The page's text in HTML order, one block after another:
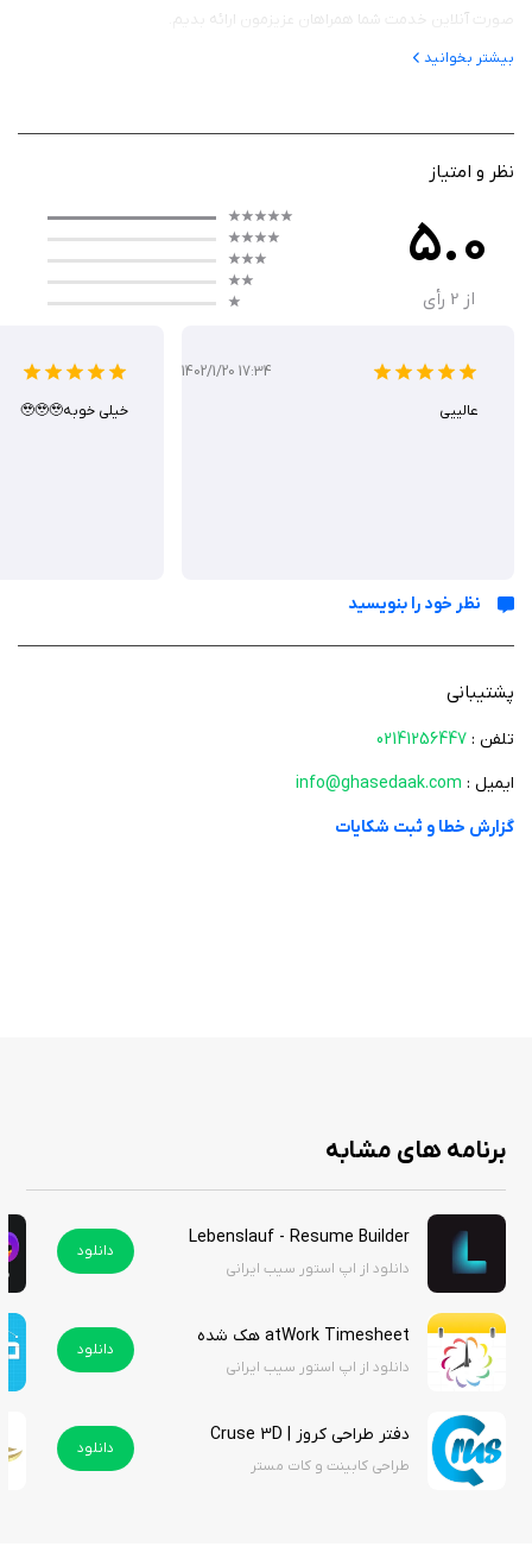
صورت آنلاین خدمت شما همراهان عزیزمون ارائه بدیم.
بیشتر بخوانید
نظر و امتیاز
5.0
از 2 رأی
1402/1/20 17:34
عالییی خیلی خوبه🥹🥹🥹
نظر خود را بنویسید
پشتیبانی
تلفن : 02141256447
ایمیل : info@ghasedaak.com
گزارش خطا و ثبت شکایات
برنامه های مشابه
Lebenslauf - Resume Builder
دانلود از اپ استور سیب ایرانی
دانلود
atWork Timesheet هک شده
دانلود از اپ استور سیب ایرانی
دانلود
دفتر طراحی کروز | Cruse 3D
طراحی کابینت و کات مستر
دانلود